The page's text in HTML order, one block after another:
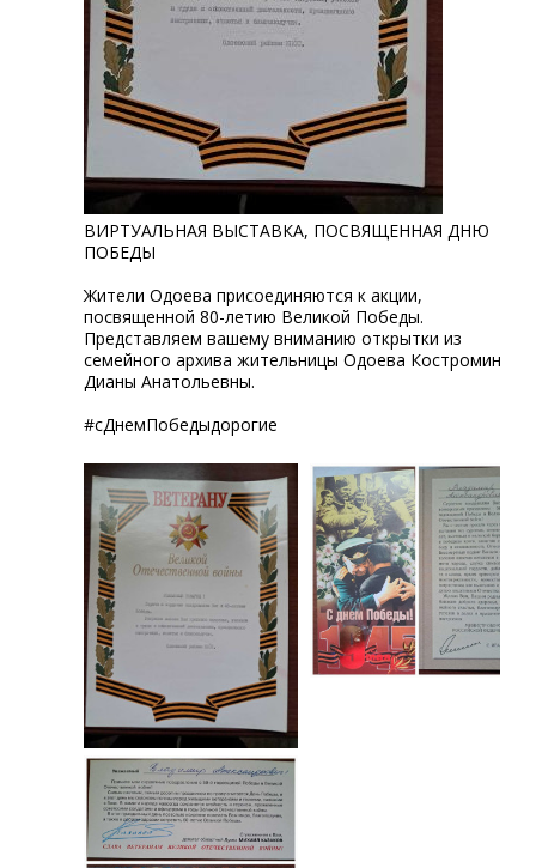
ВИРТУАЛЬНАЯ ВЫСТАВКА, ПОСВЯЩЕННАЯ ДНЮ
ПОБЕДЫ
Жители Одоева присоединяются к акции,
посвященной 80-летию Великой Победы.
Представляем вашему вниманию открытки из
семейного архива жительницы Одоева Костроминой
Дианы Анатольевны.
#сДнемПобедыдорогие